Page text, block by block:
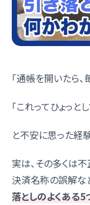
「通帳を開いたら
「これってひょっと
と不安に思った経
実は、その多くは
決済名称の誤解な
落としのよくある